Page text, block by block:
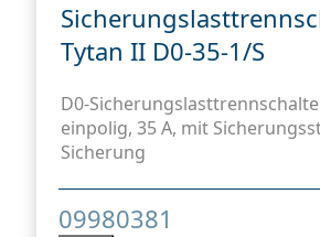
Tytan II D0-35-1/S
D0-
einpolig, 35 A, mit
Sicherung
09980381